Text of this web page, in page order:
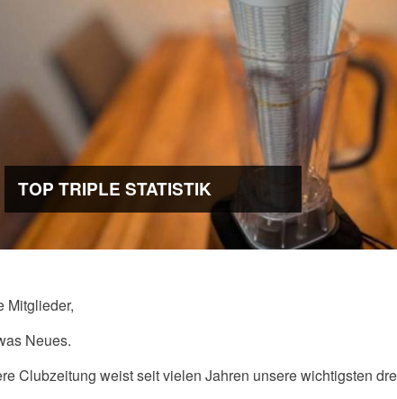
TOP TRIPLE STATISTIK
Mitglieder,
Neues.
Clubzeitung weist seit vielen Jahren unsere wichtigsten